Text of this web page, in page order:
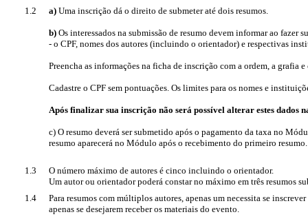
1.2
a) Uma inscrição dá o direito de submeter até dois resumos.
b) Os interessados na submissão de resumo devem informar ao fazer
- o CPF, nomes dos autores (incluindo o orientador) e respectivas
Preencha as informações na ficha de inscrição com a ordem, a grafia
Cadastre o CPF sem pontuações. Os limites para os nomes e
Após finalizar sua inscrição não será possível alterar estes dados
c) O resumo deverá ser submetido após o pagamento da taxa no
resumo aparecerá no Módulo após o recebimento do primeiro resumo.
1.3
O número máximo de autores é cinco incluindo o orientador.
Um autor ou orientador poderá constar no máximo em três resumos
1.4
Para resumos com múltiplos autores, apenas um necessita se
apenas se desejarem receber os materiais do evento.